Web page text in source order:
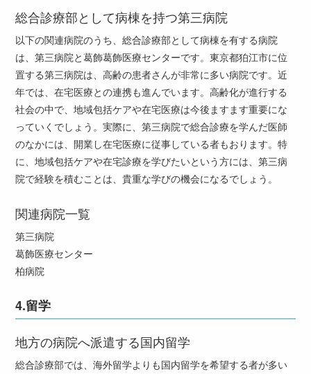
総合診療部として病棟を持つ第三病院
以下の関連病院のうち、総合診療部として病棟を有する病院
は、第三病院と葛飾葛飾医療センターです。東京都狛江市に位
置する第三病院は、高齢の患者さんが非常に多い病院です。近
年では、在宅医療との連携も進んでいます。高齢化が進行する
社会の中で、地域包括ケアや在宅医療は今後ますます重要にな
っていくでしょう。実際に、第三病院で総合診療を学んだ医師
のなかには、開業し在宅医療に従事している者もおります。特
に、地域包括ケアや在宅診療を学びたいという方には、第三病
院で経験を積むことは、貴重な学びの機会になるでしょう。
関連病院一覧
第三病院
葛飾医療センター
柏病院
4.留学
地方の病院へ派遣する国内留学
総合診療部では、海外留学よりも国内留学を希望する者が多い